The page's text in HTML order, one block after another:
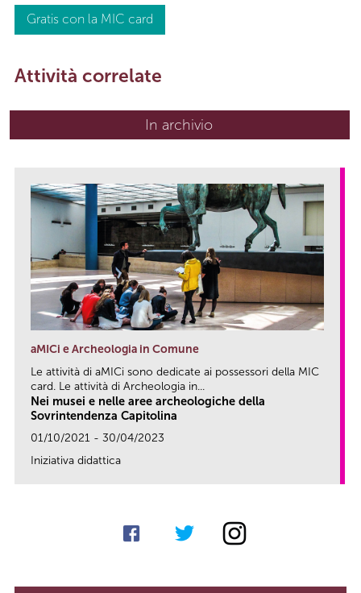
Gratis con la MIC card
Attività correlate
In archivio
aMICi e Archeologia in Comune
Le attività di aMICi sono dedicate ai possessori della MIC
card. Le attività di Archeologia in...
Nei musei e nelle aree archeologiche della
Sovrintendenza Capitolina
01/10/2021 - 30/04/2023
Iniziativa didattica